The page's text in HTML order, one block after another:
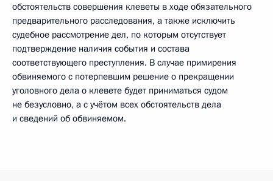
обстоятельств совершения клеветы в ходе обязательного
предварительного расследования, а также исключить
судебное рассмотрение дел, по которым отсутствует
подтверждение наличия события и состава
соответствующего преступления. В случае примирения
обвиняемого с потерпевшим решение о прекращении
уголовного дела о клевете будет приниматься судом
не безусловно, а с учётом всех обстоятельств дела
и сведений об обвиняемом.